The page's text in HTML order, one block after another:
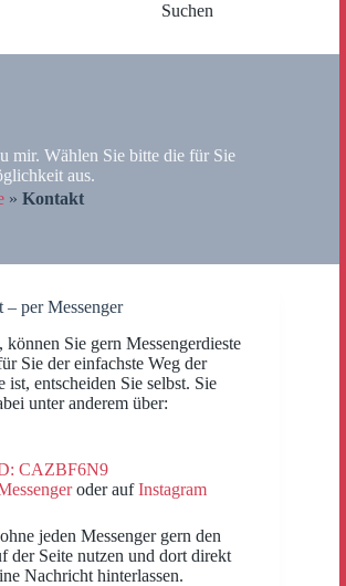
Suchen
mir. Wählen Sie bitte die für Sie
aus.
» Kontakt
per Messenger
können Sie gern Messengerdieste
Sie der einfachste Weg der
ist, entscheiden Sie selbst. Sie
unter anderem über:
CAZBF6N9
oder aufInstagram
jeden Messenger gern den
der Seite nutzen und dort direkt
Nachricht hinterlassen.